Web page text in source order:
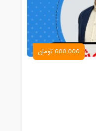
600,000 تومان